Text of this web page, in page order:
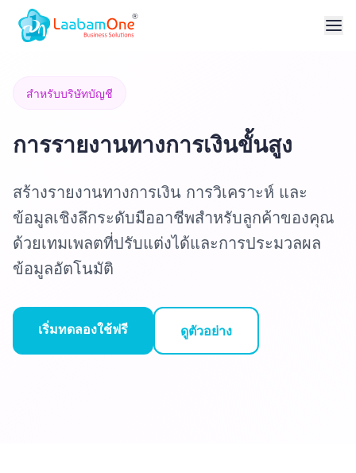
สำหรับบริษัทบัญชี
การรายงานทางการเงินขั้นสูง
สร้างรายงานทางการเงิน การวิเคราะห์ และ
ข้อมูลเชิงลึกระดับมืออาชีพสำหรับลูกค้าของคุณ
ด้วยเทมเพลตที่ปรับแต่งได้และการประมวลผล
ข้อมูลอัตโนมัติ
เริ่มทดลองใช้ฟรี ดูตัวอย่าง